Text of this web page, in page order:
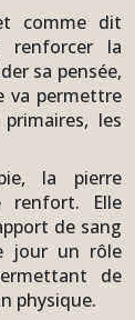
comme dit
renforcer la
sa pensée,
va permettre
les
la pierre
renfort. Elle
de sang
jour un rôle
de
physique.